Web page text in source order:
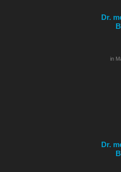
Dr.
in
Dr.